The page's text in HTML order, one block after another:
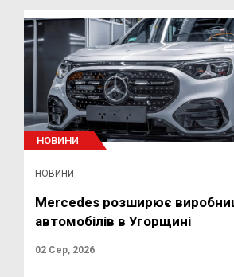
НОВИНИ
НОВИНИ
Mercedes розширює
автомобілів в Угорщині
02 Сер, 2026